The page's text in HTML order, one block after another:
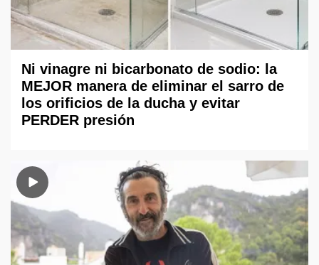
Ni vinagre ni bicarbonato de sodio: la
MEJOR manera de eliminar el sarro de
los orificios de la ducha y evitar
PERDER presión